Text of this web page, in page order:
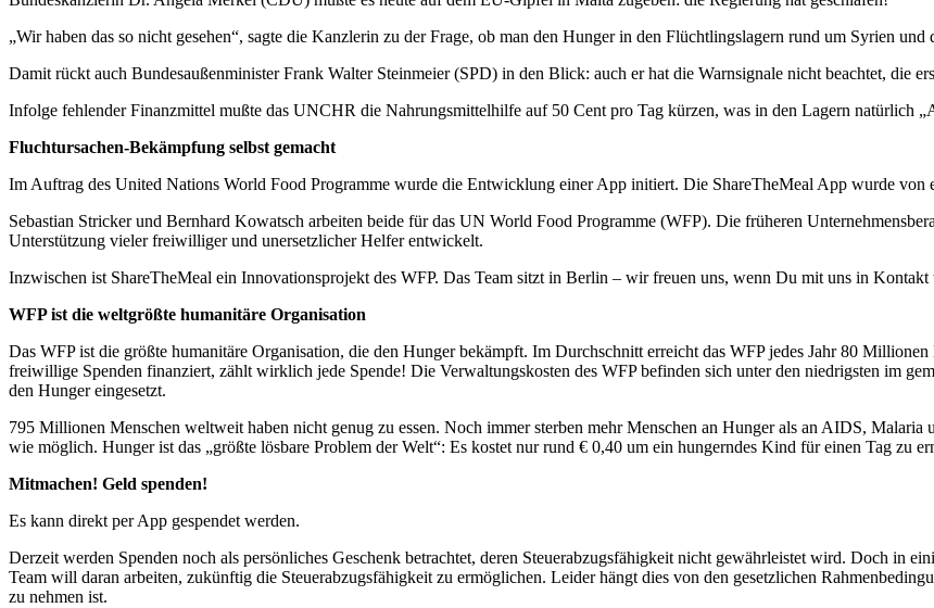
„Wir haben das so nicht gesehen“, sagte die Kanzlerin zu der Frage, ob man den Hunger in den Flüchtlingslagern rund um Syrien
Damit rückt auch Bundesaußenminister Frank Walter Steinmeier (SPD) in den Blick: auch er hat die Warnsignale nicht beachtet, die
Infolge fehlender Finanzmittel mußte das UNCHR die Nahrungsmittelhilfe auf 50 Cent pro Tag kürzen, was in den Lagern natürlich
Fluchtursachen-Bekämpfung selbst gemacht
Im Auftrag des United Nations World Food Programme wurde die Entwicklung einer App initiert. Die ShareTheMeal App wurde von
Sebastian Stricker und Bernhard Kowatsch arbeiten beide für das UN World Food Programme (WFP). Die früheren
Unterstützung vieler freiwilliger und unersetzlicher Helfer entwickelt.
Inzwischen ist ShareTheMeal ein Innovationsprojekt des WFP. Das Team sitzt in Berlin – wir freuen uns, wenn Du mit uns in
WFP ist die weltgrößte humanitäre Organisation
Das WFP ist die größte humanitäre Organisation, die den Hunger bekämpft. Im Durchschnitt erreicht das WFP jedes Jahr 80
freiwillige Spenden finanziert, zählt wirklich jede Spende! Die Verwaltungskosten des WFP befinden sich unter den niedrigsten im
den Hunger eingesetzt.
795 Millionen Menschen weltweit haben nicht genug zu essen. Noch immer sterben mehr Menschen an Hunger als an AIDS,
wie möglich. Hunger ist das „größte lösbare Problem der Welt“: Es kostet nur rund € 0,40 um ein hungerndes Kind für einen Tag zu
Mitmachen! Geld spenden!
Es kann direkt per App gespendet werden.
Derzeit werden Spenden noch als persönliches Geschenk betrachtet, deren Steuerabzugsfähigkeit nicht gewährleistet wird. Doch in
Team will daran arbeiten, zukünftig die Steuerabzugsfähigkeit zu ermöglichen. Leider hängt dies von den gesetzlichen
zu nehmen ist.